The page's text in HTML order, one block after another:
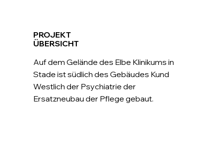
PROJEKT
ÜBERSICHT
Auf dem Gelände des Elbe Klinikums in
Stade ist südlich des Gebäudes Kund
Westlich der Psychiatrie der
Ersatzneubau der Pflege gebaut.